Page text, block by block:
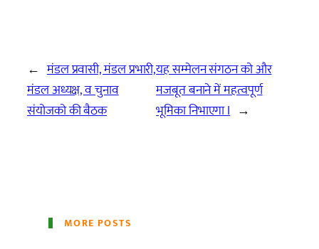
← मंडल प्रवासी, मंडल प्रभारी,
मंडल अध्यक्ष, व चुनाव
संयोजको की बैठक
यह सम्मेलन संगठन को और
मजबूत बनाने में महत्वपूर्ण
भूमिका निभाएगा I →
MORE POSTS